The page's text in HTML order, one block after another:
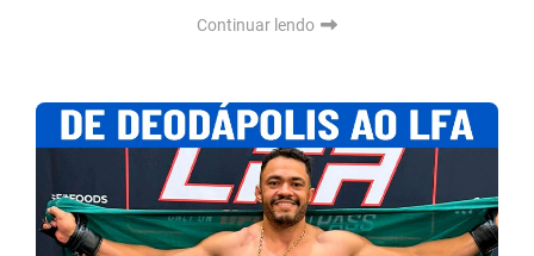
Continuar lendo